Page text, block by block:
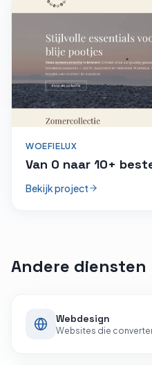
WOEFIELUX
Van 0 naar 10+
Bekijk project
Andere diensten
Webdesign
Websites die